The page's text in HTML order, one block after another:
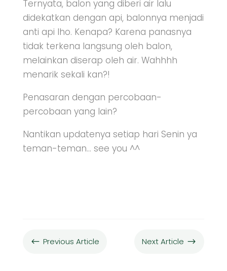
Ternyata, balon yang diberi air lalu
didekatkan dengan api, balonnya menjadi
anti api lho. Kenapa? Karena panasnya
tidak terkena langsung oleh balon,
melainkan diserap oleh air. Wahhhh
menarik sekali kan?!
Penasaran dengan percobaan-
percobaan yang lain?
Nantikan updatenya setiap hari Senin ya
teman-teman… see you ^^
# Previous Article Next Article $